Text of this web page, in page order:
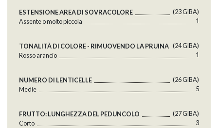
ESTENSIONE AREA DI SOVRACOLORE
(23 GlBA)
Assente o molto piccola
1
TONALITÀ DI COLORE - RIMUOVENDO LA PRUINA (24 GlBA)
Rosso arancio
1
NUMERO DI LENTICELLE
(26 GlBA)
Medie
5
FRUTTO: LUNGHEZZA DEL PEDUNCOLO
(27 GlBA)
Corto
3